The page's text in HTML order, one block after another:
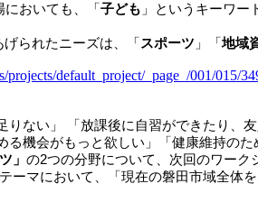
おいても、「 子ども 」というキーワー
られたニーズは、「 スポーツ 」「地域
default_project/_page_/001/015/
ない」 「放課後に自習ができたり、
機会がもっと欲しい」「健康維持のた
」 の2つの分野について、次回のワーク
マにおいて、「現在の磐田市域全体